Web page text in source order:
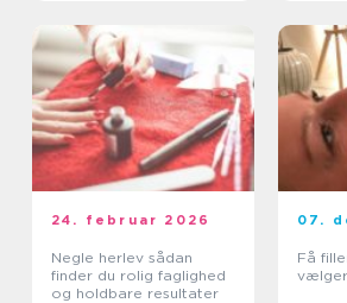
24. februar 2026
Negle herlev sådan
finder du rolig faglighed
og holdbare resultater
07.
Få
vælger